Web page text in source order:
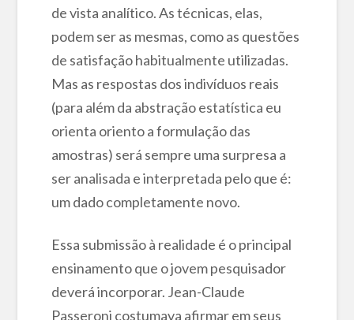
de vista analítico. As técnicas, elas,
podem ser as mesmas, como as questões
de satisfação habitualmente utilizadas.
Mas as respostas dos indivíduos reais
(para além da abstração estatística eu
orienta oriento a formulação das
amostras) será sempre uma surpresa a
ser analisada e interpretada pelo que é:
um dado completamente novo.
Essa submissão à realidade é o principal
ensinamento que o jovem pesquisador
deverá incorporar. Jean-Claude
Passeroni costumava afirmar em seus